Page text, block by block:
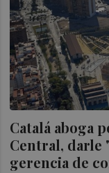
Catalá aboga
Central, darle
gerencia de